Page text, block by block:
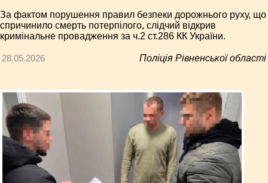
За фактом порушення правил безпеки дорожнього руху, що
спричинило смерть потерпілого, слідчий відкрив
кримінальне провадження за ч.2 ст.286 КК України.
28.05.2026 Поліція Рівненської області